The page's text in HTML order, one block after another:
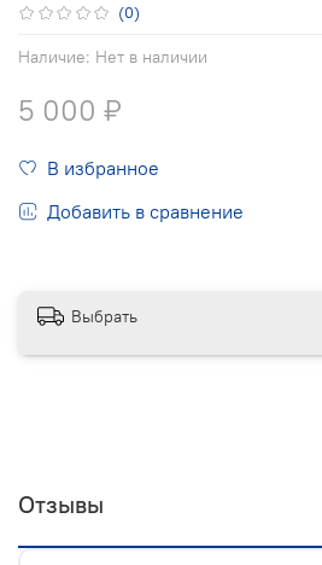
(0)
Наличие: Нет в наличии
5 000 ₽
В избранное
Добавить в сравнение
Выбрать
Отзывы